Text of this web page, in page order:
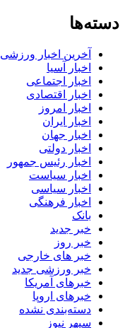
دسته‌ها
آخرین اخبار ورزشی
اخبار آسیا
اخبار اجتماعی
اخبار اقتصادی
اخبار امروز
اخبار ایران
اخبار جهان
اخبار دولتی
اخبار رئیس جمهور
اخبار سیاست
اخبار سیاسی
اخبار فرهنگی
بانک
خبر جدید
خبر روز
خبر های خارجی
خبر ورزشی جدید
خبرهای آمریکا
خبرهای اروپا
دسته‌بندی نشده
سپهر نیوز